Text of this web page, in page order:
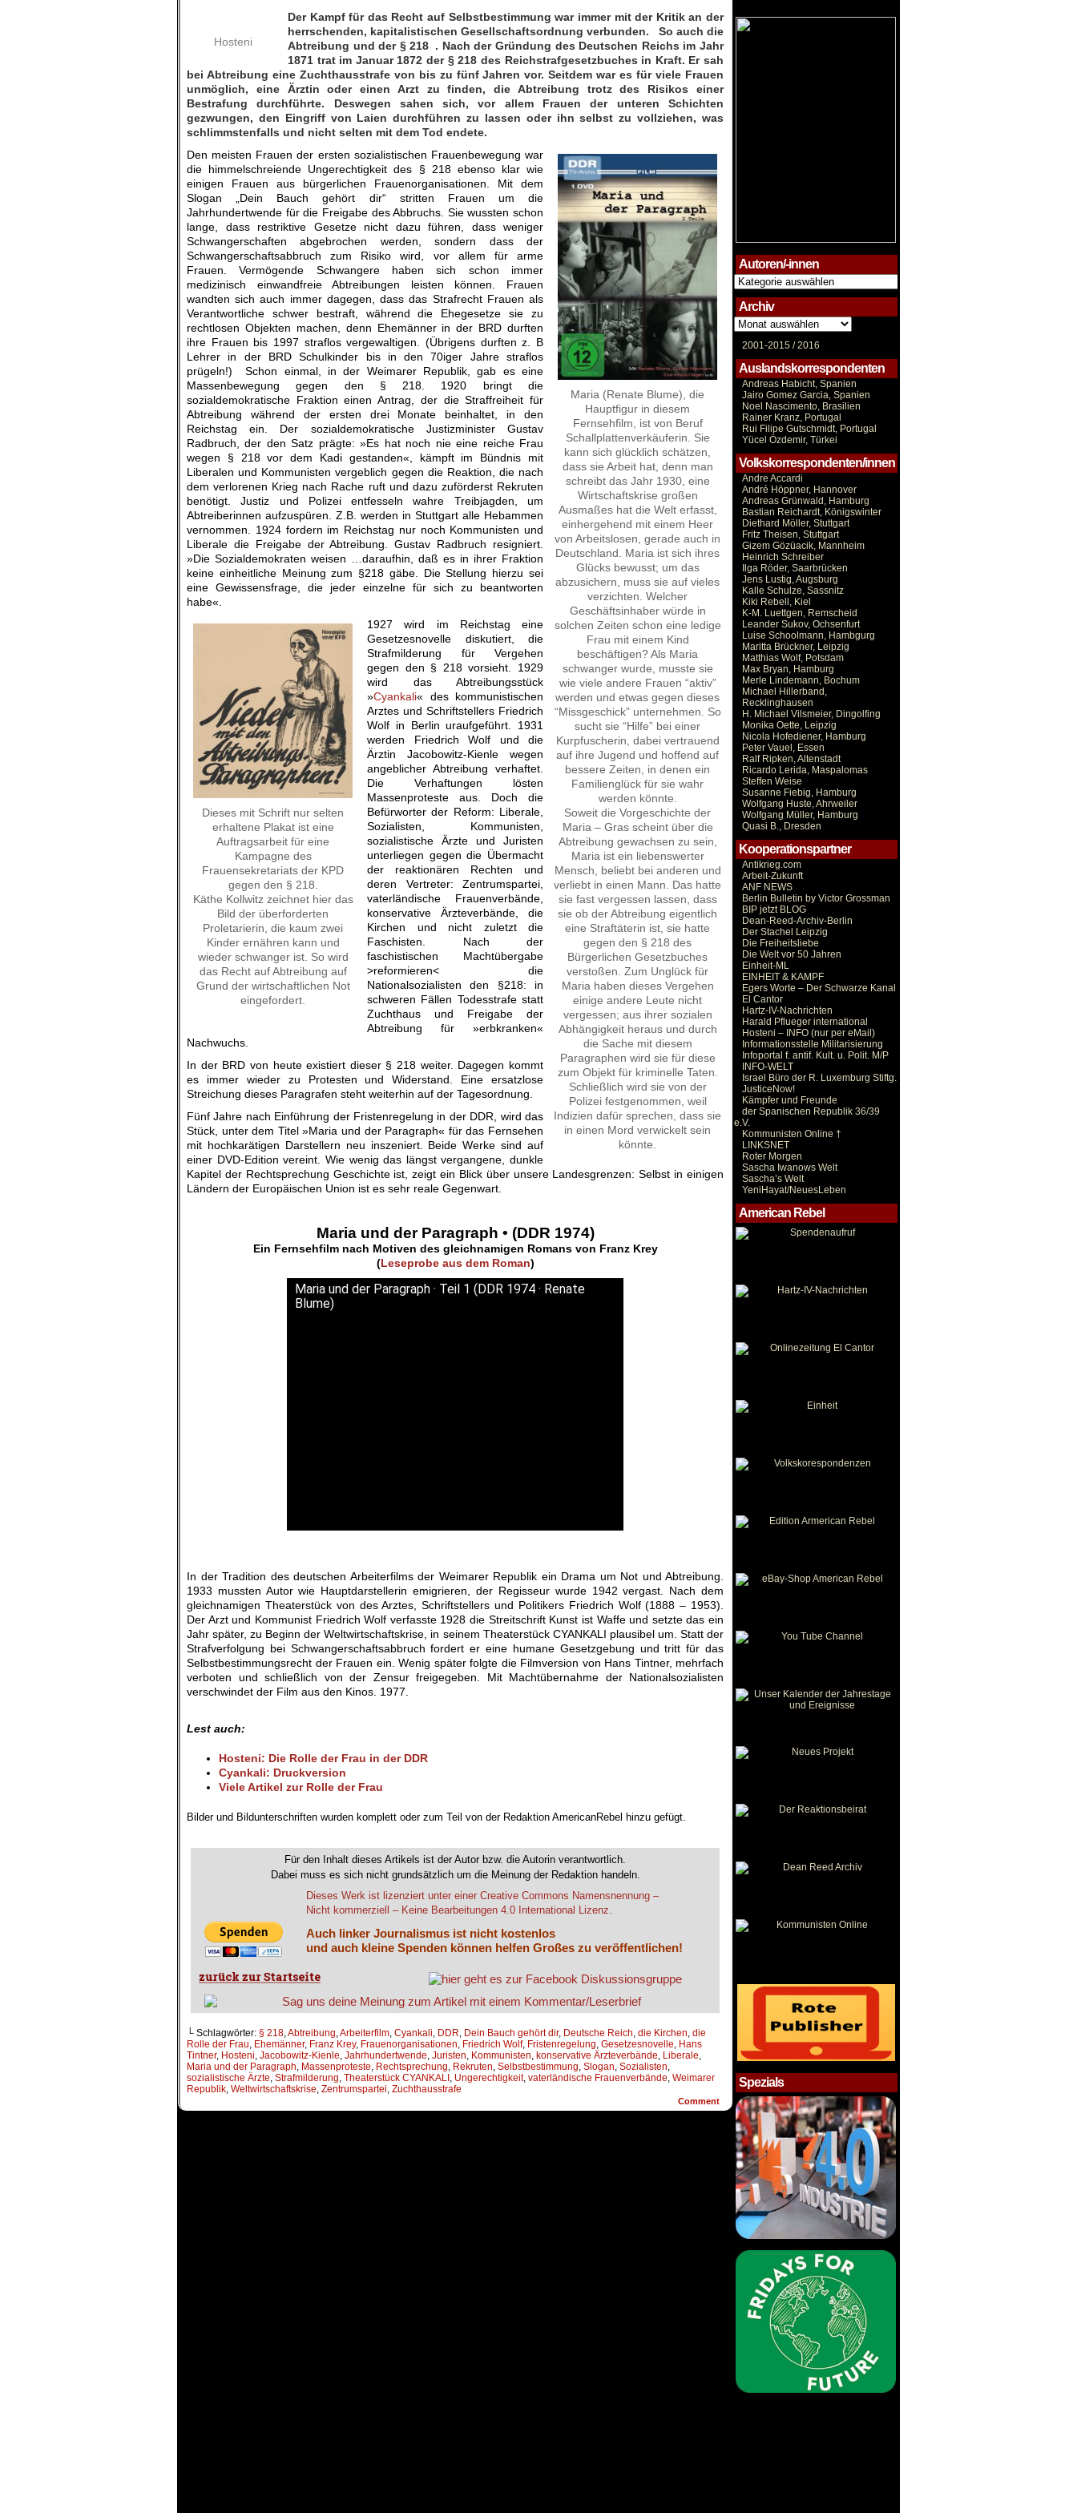
Hosteni
Der Kampf für das Recht auf Selbstbestimmung war immer mit der Kritik an der
herrschenden, kapitalistischen Gesellschaftsordnung verbunden. So auch die
Abtreibung und der § 218 . Nach der Gründung des Deutschen Reichs im Jahr
1871 trat im Januar 1872 der § 218 des Reichstrafgesetzbuches in Kraft. Er sah
bei Abtreibung eine Zuchthausstrafe von bis zu fünf Jahren vor. Seitdem war es für viele Frauen
unmöglich, eine Ärztin oder einen Arzt zu finden, die Abtreibung trotz des Risikos einer
Bestrafung durchführte. Deswegen sahen sich, vor allem Frauen der unteren Schichten
gezwungen, den Eingriff von Laien durchführen zu lassen oder ihn selbst zu vollziehen, was
schlimmstenfalls und nicht selten mit dem Tod endete.
Maria (Renate Blume), die
Hauptfigur in diesem
Fernsehfilm, ist von Beruf
Schallplattenverkäuferin. Sie
kann sich glücklich schätzen,
dass sie Arbeit hat, denn man
schreibt das Jahr 1930, eine
Wirtschaftskrise großen
Ausmaßes hat die Welt erfasst,
einhergehend mit einem Heer
von Arbeitslosen, gerade auch in
Deutschland. Maria ist sich ihres
Glücks bewusst; um das
abzusichern, muss sie auf vieles
verzichten. Welcher
Geschäftsinhaber würde in
solchen Zeiten schon eine ledige
Frau mit einem Kind
beschäftigen? Als Maria
schwanger wurde, musste sie
wie viele andere Frauen “aktiv”
werden und etwas gegen dieses
“Missgeschick” unternehmen. So
sucht sie “Hilfe” bei einer
Kurpfuscherin, dabei vertrauend
auf ihre Jugend und hoffend auf
bessere Zeiten, in denen ein
Familienglück für sie wahr
werden könnte.
Soweit die Vorgeschichte der
Maria – Gras scheint über die
Abtreibung gewachsen zu sein,
Maria ist ein liebenswerter
Mensch, beliebt bei anderen und
verliebt in einen Mann. Das hatte
sie fast vergessen lassen, dass
sie ob der Abtreibung eigentlich
eine Straftäterin ist, sie hatte
gegen den § 218 des
Bürgerlichen Gesetzbuches
verstoßen. Zum Unglück für
Maria haben dieses Vergehen
einige andere Leute nicht
vergessen; aus ihrer sozialen
Abhängigkeit heraus und durch
die Sache mit diesem
Paragraphen wird sie für diese
zum Objekt für kriminelle Taten.
Schließlich wird sie von der
Polizei festgenommen, weil
Indizien dafür sprechen, dass sie
in einen Mord verwickelt sein
könnte.
Den meisten Frauen der ersten sozialistischen Frauenbewegung war
die himmelschreiende Ungerechtigkeit des § 218 ebenso klar wie
einigen Frauen aus bürgerlichen Frauenorganisationen. Mit dem
Slogan „Dein Bauch gehört dir“ stritten Frauen um die
Jahrhundertwende für die Freigabe des Abbruchs. Sie wussten schon
lange, dass restriktive Gesetze nicht dazu führen, dass weniger
Schwangerschaften abgebrochen werden, sondern dass der
Schwangerschaftsabbruch zum Risiko wird, vor allem für arme
Frauen. Vermögende Schwangere haben sich schon immer
medizinisch einwandfreie Abtreibungen leisten können. Frauen
wandten sich auch immer dagegen, dass das Strafrecht Frauen als
Verantwortliche schwer bestraft, während die Ehegesetze sie zu
rechtlosen Objekten machen, denn Ehemänner in der BRD durften
ihre Frauen bis 1997 straflos vergewaltigen. (Übrigens durften z. B
Lehrer in der BRD Schulkinder bis in den 70iger Jahre straflos
prügeln!) Schon einmal, in der Weimarer Republik, gab es eine
Massenbewegung gegen den § 218. 1920 bringt die
sozialdemokratische Fraktion einen Antrag, der die Straffreiheit für
Abtreibung während der ersten drei Monate beinhaltet, in den
Reichstag ein. Der sozialdemokratische Justizminister Gustav
Radbruch, der den Satz prägte: »Es hat noch nie eine reiche Frau
wegen § 218 vor dem Kadi gestanden«, kämpft im Bündnis mit
Liberalen und Kommunisten vergeblich gegen die Reaktion, die nach
dem verlorenen Krieg nach Rache ruft und dazu zuförderst Rekruten
benötigt. Justiz und Polizei entfesseln wahre Treibjagden, um
Abtreiberinnen aufzuspüren. Z.B. werden in Stuttgart alle Hebammen
vernommen. 1924 fordern im Reichstag nur noch Kommunisten und
Liberale die Freigabe der Abtreibung. Gustav Radbruch resigniert.
»Die Sozialdemokraten weisen …daraufhin, daß es in ihrer Fraktion
keine einheitliche Meinung zum §218 gäbe. Die Stellung hierzu sei
eine Gewissensfrage, die jeder einzelne für sich zu beantworten
habe«.
Dieses mit Schrift nur selten
erhaltene Plakat ist eine
Auftragsarbeit für eine
Kampagne des
Frauensekretariats der KPD
gegen den § 218.
Käthe Kollwitz zeichnet hier das
Bild der überforderten
Proletarierin, die kaum zwei
Kinder ernähren kann und
wieder schwanger ist. So wird
das Recht auf Abtreibung auf
Grund der wirtschaftlichen Not
eingefordert.
1927 wird im Reichstag eine
Gesetzesnovelle diskutiert, die
Strafmilderung für Vergehen
gegen den § 218 vorsieht. 1929
wird das Abtreibungsstück
»Cyankali« des kommunistischen
Arztes und Schriftstellers Friedrich
Wolf in Berlin uraufgeführt. 1931
werden Friedrich Wolf und die
Ärztin Jacobowitz-Kienle wegen
angeblicher Abtreibung verhaftet.
Die Verhaftungen lösten
Massenproteste aus. Doch die
Befürworter der Reform: Liberale,
Sozialisten, Kommunisten,
sozialistische Ärzte und Juristen
unterliegen gegen die Übermacht
der reaktionären Rechten und
deren Vertreter: Zentrumspartei,
vaterländische Frauenverbände,
konservative Ärzteverbände, die
Kirchen und nicht zuletzt die
Faschisten. Nach der
faschistischen Machtübergabe
>reformieren< die
Nationalsozialisten den §218: in
schweren Fällen Todesstrafe statt
Zuchthaus und Freigabe der
Abtreibung für »erbkranken«
Nachwuchs.
In der BRD von heute existiert dieser § 218 weiter. Dagegen kommt
es immer wieder zu Protesten und Widerstand. Eine ersatzlose
Streichung dieses Paragrafen steht weiterhin auf der Tagesordnung.
Fünf Jahre nach Einführung der Fristenregelung in der DDR, wird das
Stück, unter dem Titel »Maria und der Paragraph« für das Fernsehen
mit hochkarätigen Darstellern neu inszeniert. Beide Werke sind auf
einer DVD-Edition vereint. Wie wenig das längst vergangene, dunkle
Kapitel der Rechtsprechung Geschichte ist, zeigt ein Blick über unsere Landesgrenzen: Selbst in einigen
Ländern der Europäischen Union ist es sehr reale Gegenwart.
Maria und der Paragraph • (DDR 1974)
Ein Fernsehfilm nach Motiven des gleichnamigen Romans von Franz Krey
(Leseprobe aus dem Roman)
Maria und der Paragraph · Teil 1 (DDR 1974 · Renate
Blume)
In der Tradition des deutschen Arbeiterfilms der Weimarer Republik ein Drama um Not und Abtreibung.
1933 mussten Autor wie Hauptdarstellerin emigrieren, der Regisseur wurde 1942 vergast. Nach dem
gleichnamigen Theaterstück von des Arztes, Schriftstellers und Politikers Friedrich Wolf (1888 – 1953).
Der Arzt und Kommunist Friedrich Wolf verfasste 1928 die Streitschrift Kunst ist Waffe und setzte das ein
Jahr später, zu Beginn der Weltwirtschaftskrise, in seinem Theaterstück CYANKALI plausibel um. Statt der
Strafverfolgung bei Schwangerschaftsabbruch fordert er eine humane Gesetzgebung und tritt für das
Selbstbestimmungsrecht der Frauen ein. Wenig später folgte die Filmversion von Hans Tintner, mehrfach
verboten und schließlich von der Zensur freigegeben. Mit Machtübernahme der Nationalsozialisten
verschwindet der Film aus den Kinos. 1977.
Lest auch:
Hosteni: Die Rolle der Frau in der DDR
Cyankali: Druckversion
Viele Artikel zur Rolle der Frau
Bilder und Bildunterschriften wurden komplett oder zum Teil von der Redaktion AmericanRebel hinzu gefügt.
Für den Inhalt dieses Artikels ist der Autor bzw. die Autorin verantwortlich.
Dabei muss es sich nicht grundsätzlich um die Meinung der Redaktion handeln.
Dieses Werk ist lizenziert unter einer Creative Commons Namensnennung –
Nicht kommerziell – Keine Bearbeitungen 4.0 International Lizenz.
Auch linker Journalismus ist nicht kostenlos
und auch kleine Spenden können helfen Großes zu veröffentlichen!
└ Schlagwörter: § 218,Abtreibung,Arbeiterfilm, Cyankali, DDR, Dein Bauch gehört dir, Deutsche Reich, die Kirchen, die
Rolle der Frau, Ehemänner, Franz Krey, Frauenorganisationen, Friedrich Wolf, Fristenregelung, Gesetzesnovelle, Hans
Tintner, Hosteni, Jacobowitz-Kienle, Jahrhundertwende, Juristen, Kommunisten, konservative Ärzteverbände, Liberale,
Maria und der Paragraph, Massenproteste, Rechtsprechung, Rekruten, Selbstbestimmung, Slogan, Sozialisten,
sozialistische Ärzte, Strafmilderung, Theaterstück CYANKALI , Ungerechtigkeit, vaterländische Frauenverbände, Weimarer
Republik, Weltwirtschaftskrise, Zentrumspartei, Zuchthausstrafe
Comment
Autoren/-innen
Autoren/-
innen
Archiv
Archiv
2001-2015 /2016
Auslandskorrespondenten
Andreas Habicht, Spanien
Jairo Gomez Garcia, Spanien
Noel Nascimento, Brasilien
Rainer Kranz, Portugal
Rui Filipe Gutschmidt, Portugal
Yücel Özdemir, Türkei
Volkskorrespondenten/innen
Andre Accardi
André Höppner, Hannover
Andreas Grünwald, Hamburg
Bastian Reichardt, Königswinter
Diethard Möller, Stuttgart
Fritz Theisen, Stuttgart
Gizem Gözüacik, Mannheim
Heinrich Schreiber
Ilga Röder, Saarbrücken
Jens Lustig, Augsburg
Kalle Schulze, Sassnitz
Kiki Rebell, Kiel
K-M. Luettgen, Remscheid
Leander Sukov, Ochsenfurt
Luise Schoolmann, Hambgurg
Maritta Brückner, Leipzig
Matthias Wolf, Potsdam
Max Bryan, Hamburg
Merle Lindemann, Bochum
Michael Hillerband,
Recklinghausen
H. Michael Vilsmeier, Dingolfing
Monika Oette, Leipzig
Nicola Hofediener, Hamburg
Peter Vauel, Essen
Ralf Ripken, Altenstadt
Ricardo Lerida, Maspalomas
Steffen Weise
Susanne Fiebig, Hamburg
Wolfgang Huste, Ahrweiler
Wolfgang Müller, Hamburg
Quasi B., Dresden
Kooperationspartner
Antikrieg.com
Arbeit-Zukunft
ANF NEWS
Berlin Bulletin by Victor Grossman
BIP jetzt BLOG
Dean-Reed-Archiv-Berlin
Der Stachel Leipzig
Die Freiheitsliebe
Die Welt vor 50 Jahren
Einheit-ML
EINHEIT & KAMPF
Egers Worte – Der Schwarze Kanal
El Cantor
Hartz-IV-Nachrichten
Harald Pflueger international
Hosteni – INFO (nur per eMail)
Informationsstelle Militarisierung
Infoportal f. antif. Kult. u. Polit. M/P
INFO-WELT
Israel Büro der R. Luxemburg Stiftg.
JusticeNow!
Kämpfer und Freunde
der Spanischen Republik 36/39
e.V.
Kommunisten Online †
LINKSNET
Roter Morgen
Sascha Iwanows Welt
Sascha’s Welt
YeniHayat/NeuesLeben
American Rebel
Spezials